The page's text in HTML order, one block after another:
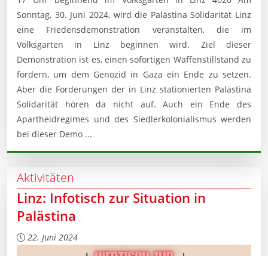
Sonntag, 30. Juni 2024, wird die Palästina Solidarität Linz
eine Friedensdemonstration veranstalten, die im
Volksgarten in Linz beginnen wird. Ziel dieser
Demonstration ist es, einen sofortigen Waffenstillstand zu
fordern, um dem Genozid in Gaza ein Ende zu setzen.
Aber die Forderungen der in Linz stationierten Palästina
Solidarität hören da nicht auf. Auch ein Ende des
Apartheidregimes und des Siedlerkolonialismus werden
bei dieser Demo ...
Aktivitäten
Linz: Infotisch zur Situation in
Palästina
22. Juni 2024